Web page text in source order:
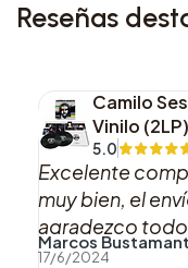
contenido
Reseñas
Camilo
Vinilo (2LP)
5.0
Excelente
muy bien, el
agradezco
que esta
Marcos
17/6/2024